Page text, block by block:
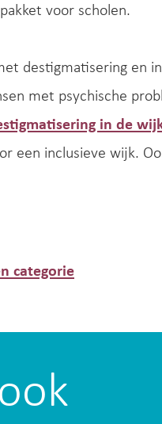
voor scholen.
destigmatisering en
met psychische
in de
een inclusieve wijk.
categorie